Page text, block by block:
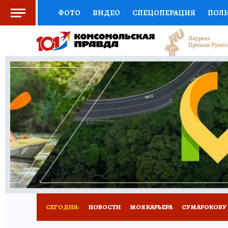
ФОТО ВИДЕО СПЕЦОПЕРАЦИЯ
СОЦПОДДЕРЖКА НАУКА АФИША
ВЫБОР ЭКСПЕРТОВ ДОКТОР
КНИЖНАЯ ПОЛКА ПРОГНОЗЫ НА СПОРТ
ПРЕСС-ЦЕНТР НЕДВИЖИМОСТЬ
РАДИО КП РЕКЛАМА ТЕСТЫ НОВОЕ
СЕГОДНЯ: НОВОСТИ МОЯ КАРЬЕРА СУМАРОКОВУ